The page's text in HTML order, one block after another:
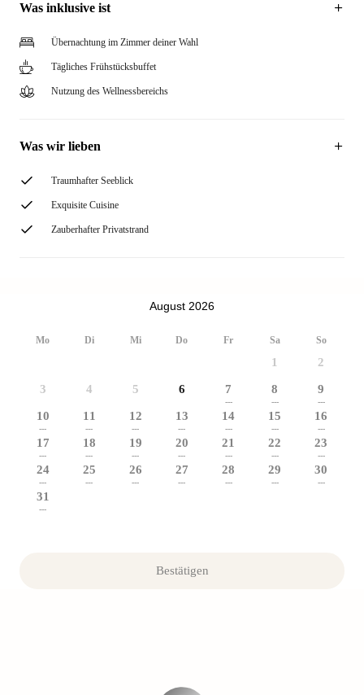
Was inklusive ist
Übernachtung im Zimmer deiner Wahl
Tägliches Frühstücksbuffet
Nutzung des Wellnessbereichs
Was wir lieben
Traumhafter Seeblick
Exquisite Cuisine
Zauberhafter Privatstrand
August 2026
Mo Di Mi Do Fr Sa So
1 2
3 4 5 6 7
---
8
---
9
---
10
---
11
---
12
---
13
---
14
---
15
---
16
---
17
---
18
---
19
---
20
---
21
---
22
---
23
---
24
---
25
---
26
---
27
---
28
---
29
---
30
---
31
---
Bestätigen